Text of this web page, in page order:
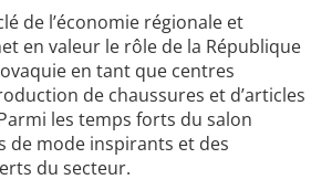
de l’économie régionale et
en valeur le rôle de la République
en tant que centres
de chaussures et d’articles
les temps forts du salon
de mode inspirants et des
du secteur.